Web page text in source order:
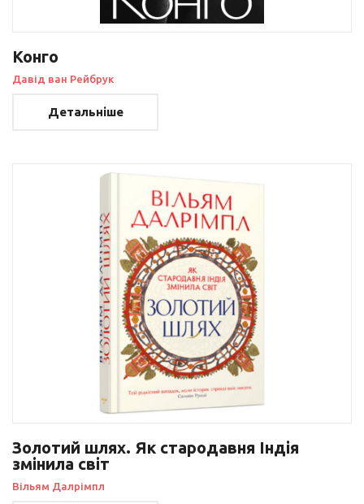
Конго
Давід ван Рейбрук
Детальніше
Золотий шлях. Як стародавня Індія
змінила світ
Вільям Далрімпл